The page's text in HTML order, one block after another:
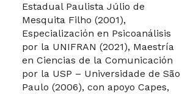
Estadual Paulista Júlio de
Mesquita Filho (2001),
Especialización en Psicoanálisis
por la UNIFRAN (2021), Maestría
en Ciencias de la Comunicación
por la USP – Universidade de São
Paulo (2006), con apoyo Capes,